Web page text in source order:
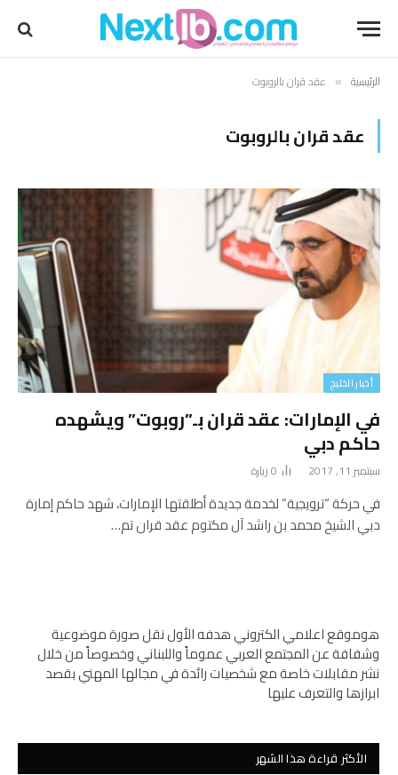
الرئيسية » عقد قران بالروبوت
عقد قران بالروبوت
أخبار الخليج
في الإمارات: عقد قران بـ”روبوت” ويشهده
حاكم دبي
سبتمبر 11, 2017 0زيارة
في حركة “ترويجية” لخدمة جديدة أطلقتها الإمارات، شهد حاكم إمارة
دبي الشيخ محمد بن راشد آل مكتوم عقد قران تم…
هوموقع اعلامي الكتروني هدفه الأول نقل صورة موضوعية
وشفافة عن المجتمع العربي عموماً واللبناني وخصوصاً من خلال
نشر مقابلات خاصة مع شخصيات رائدة في مجالها المهني بقصد
ابرازها والتعرف عليها
الأكثر قراءة هذا الشهر